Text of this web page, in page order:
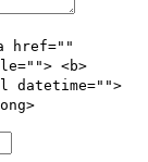
href=""
<b>
datetime="">